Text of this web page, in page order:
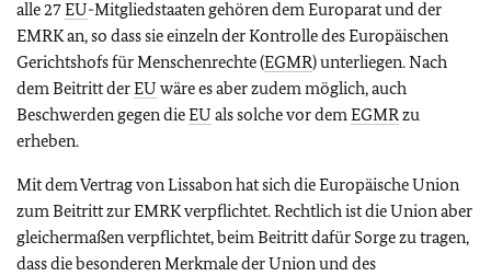
alle 27EU-Mitgliedstaaten gehören dem Europarat und der
EMRK an, so dass sie einzeln der Kontrolle des Europäischen
Gerichtshofs für Menschenrechte (EGMR) unterliegen. Nach
dem Beitritt derEU wäre es aber zudem möglich, auch
Beschwerden gegen dieEU als solche vor demEGMRzu
erheben.
Mit dem Vertrag von Lissabon hat sich die Europäische Union
zum Beitritt zur EMRK verpflichtet. Rechtlich ist die Union aber
gleichermaßen verpflichtet, beim Beitritt dafür Sorge zu tragen,
dass die besonderen Merkmale der Union und des